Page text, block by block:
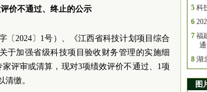
价不通过、终止的公示
〔2024〕1号）、《江西省科技计划项目综合
于加强省级科技项目验收财务管理的实施细
评审或清算，现对3项绩效评价不通过、1项
缴。
5 科
6
7 福
8 湖
图